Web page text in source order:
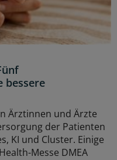
bessere
Ärztinnen und Ärzte
der Patienten
KI und Cluster. Einige
Messe DMEA